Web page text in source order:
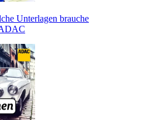
Unterlagen brauche